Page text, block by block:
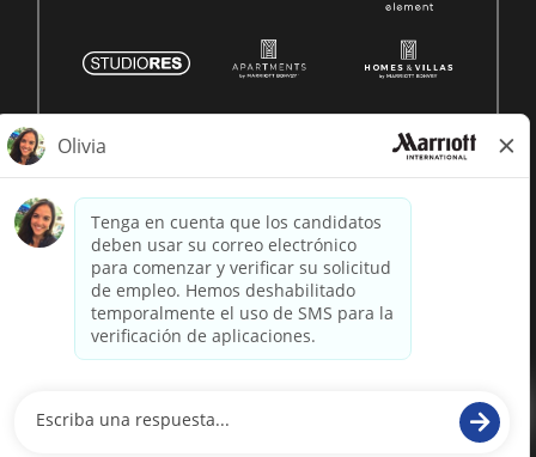
reservados. Marriott información patentada
paradox.ai